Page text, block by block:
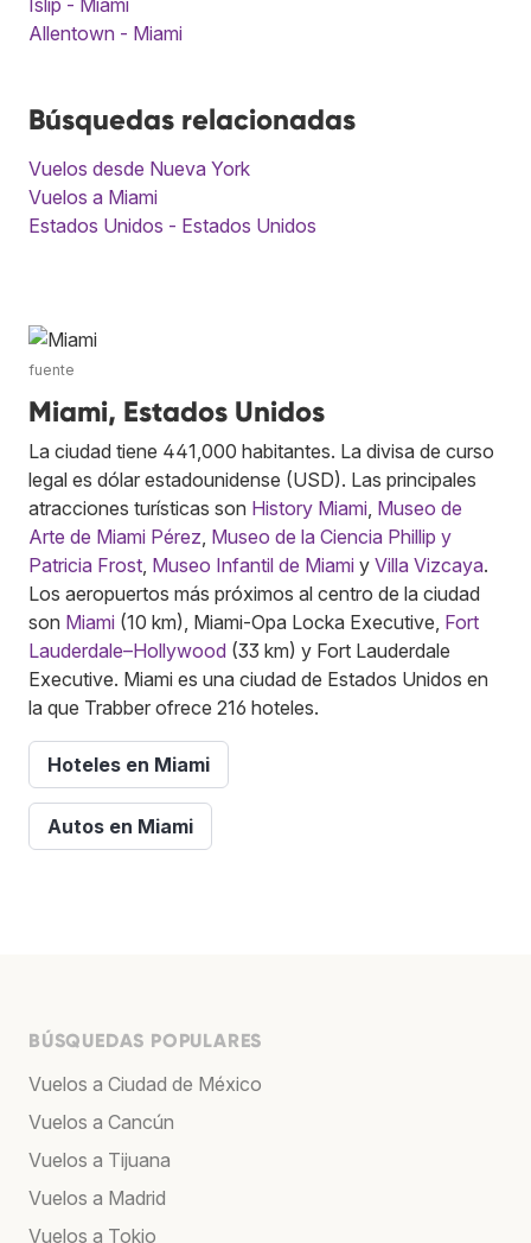
Allentown - Miami
Búsquedas relacionadas
Vuelos desde Nueva York
Vuelos a Miami
Estados Unidos - Estados Unidos
fuente
Miami, Estados Unidos
La ciudad tiene 441,000 habitantes. La divisa de curso
legal es dólar estadounidense (USD). Las principales
atracciones turísticas son History Miami Museo de
Arte de Miami Pérez Museo de la Ciencia Phillip y
Patricia Frost Museo Infantil de Miami y Villa Vizcaya.
Los aeropuertos más próximos al centro de la ciudad
son Miami (10 km), Miami-Opa Locka Executive, Fort
Lauderdale–Hollywood (33 km) y Fort Lauderdale
Executive. Miami es una ciudad de Estados Unidos en
la que Trabber ofrece 216 hoteles.
Hoteles en Miami
Autos en Miami
BÚSQUEDAS POPULARES
Vuelos a Ciudad de México
Vuelos a Cancún
Vuelos a Tijuana
Vuelos a Madrid
Vuelos a Tokio